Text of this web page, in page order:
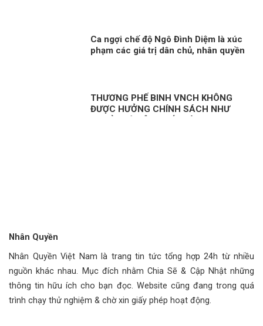
Ca ngợi chế độ Ngô Đình Diệm là xúc
phạm các giá trị dân chủ, nhân quyền
THƯƠNG PHẾ BINH VNCH KHÔNG
ĐƯỢC HƯỞNG CHÍNH SÁCH NHƯ
Nhân Quyền
Nhân Quyền Việt Nam là trang tin tức tổng hợp 24h từ nhiều
nguồn khác nhau. Mục đích nhằm Chia Sẽ & Cập Nhật những
thông tin hữu ích cho bạn đọc. Website cũng đang trong quá
trình chạy thử nghiệm & chờ xin giấy phép hoạt động.